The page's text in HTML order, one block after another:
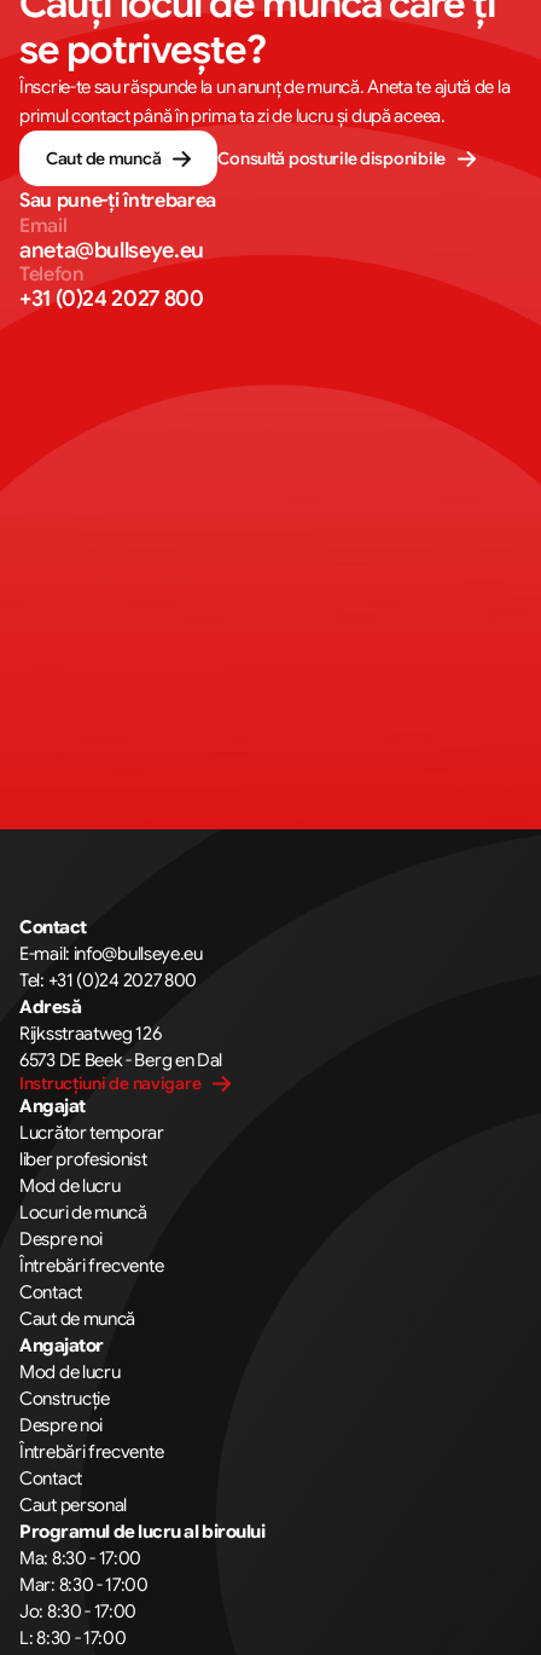
se potrivește?
Înscrie-te sau răspunde la un anunț de muncă. Aneta te ajută de la
primul contact până în prima ta zi de lucru și după aceea.
Caut de muncă
Consultă posturile disponibile
Sau pune-ți întrebarea
Email
aneta@bullseye.eu
Telefon
+31 (0)24 2027 800
Contact
E-mail: info@bullseye.eu
Tel: +31 (0)24 2027 800
Adresă
Rijksstraatweg 126
6573 DE Beek - Berg en Dal
Instrucțiuni de navigare
Angajat
Lucrător temporar
liber profesionist
Mod de lucru
Locuri de muncă
Despre noi
Întrebări frecvente
Contact
Caut de muncă
Angajator
Mod de lucru
Construcție
Despre noi
Întrebări frecvente
Contact
Caut personal
Programul de lucru al biroului
Ma: 8:30 - 17:00
Mar: 8:30 - 17:00
Jo: 8:30 - 17:00
L: 8:30 - 17:00